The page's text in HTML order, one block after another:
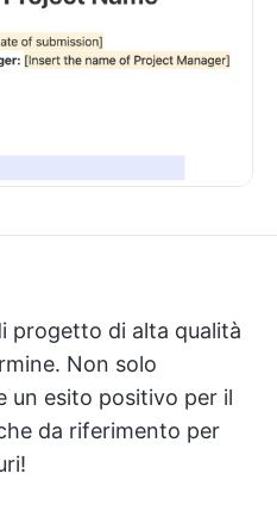
progetto di alta qualità
Non solo
un esito positivo per il
da riferimento per